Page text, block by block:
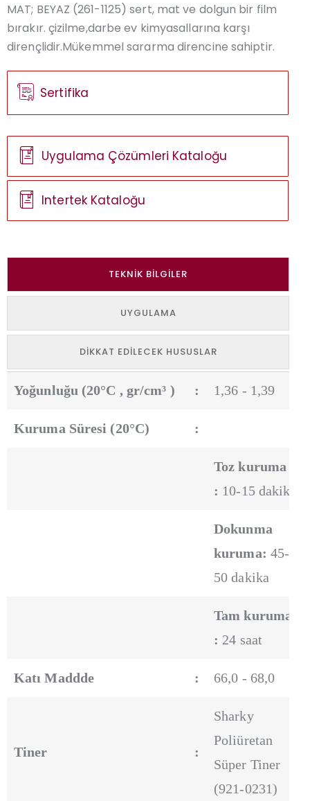
MAT; BEYAZ (261-1125) sert, mat ve dolgun bir film
bırakır. çizilme,darbe ev kimyasallarına karşı
dirençlidir.Mükemmel sararma direncine sahiptir.
Sertifika
Uygulama Çözümleri Kataloğu
Intertek Kataloğu
TEKNIK BILGILER
UYGULAMA
DIKKAT EDILECEK HUSUSLAR
Yoğunluğu (20°C , gr/cm³ ) : 1,36 - 1,39
Kuruma Süresi (20°C) :
Toz kuruma
: 10-15 dakika
Dokunma
kuruma: 45-
50 dakika
Tam kuruma
: 24 saat
Katı Maddde : 66,0 - 68,0
Tiner :
Sharky
Poliüretan
Süper Tiner
(921-0231)